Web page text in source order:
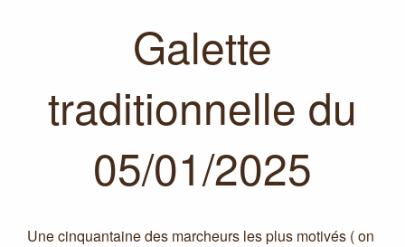
Galette
traditionnelle du
05/01/2025
Une cinquantaine des marcheurs les plus motivés ( on